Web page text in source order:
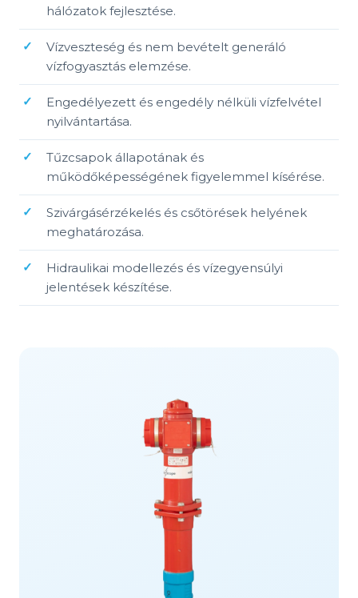
hálózatok fejlesztése.
Vízveszteség és nem bevételt generáló
vízfogyasztás elemzése.
Engedélyezett és engedély nélküli vízfelvétel
nyilvántartása.
Tűzcsapok állapotának és
működőképességének figyelemmel kísérése.
Szivárgásérzékelés és csőtörések helyének
meghatározása.
Hidraulikai modellezés és vízegyensúlyi
jelentések készítése.